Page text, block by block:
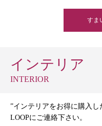
すま
インテリア
INTERIOR
”インテリアをお得に購入
LOOPにご連絡下さい。